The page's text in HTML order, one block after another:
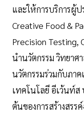
และให้การบริการผู้
Creative Food &
Precision Testing,
นำนวัตกรรม วิทยา
นวัตกรรมร่วมกับภา
เทคโนโลยี อีเว้นท์ส
ต้นของการสร้างสร